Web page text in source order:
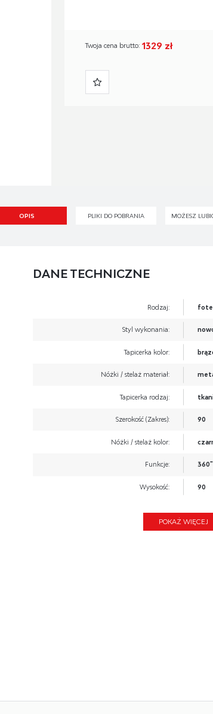
Twoja cena brutto:1329 zł
OPIS PLIKI DO POBRANIA MOŻESZ
DANE TECHNICZNE
Rodzaj:
Styl wykonania:
Tapicerka kolor:
Nóżki / stelaż materiał:
Tapicerka rodzaj:
Szerokość (Zakres): 90
Nóżki / stelaż kolor:
Funkcje:
Wysokość: 90
Głębokość: 100
POKAŻ WIĘCEJ